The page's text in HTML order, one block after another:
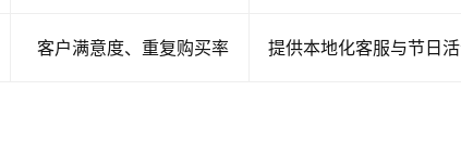
客户满意度、重复购买率 提供本地化客服与节日